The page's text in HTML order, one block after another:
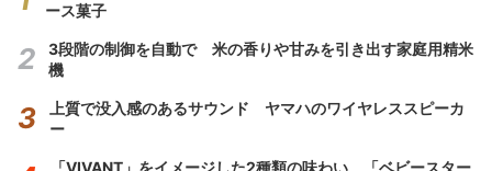
ース菓子
3段階の制御を自動で 米の香りや甘みを引き出す家庭用精米
機
上質で没入感のあるサウンド ヤマハのワイヤレススピーカ
ー
「VIVANT」をイメージした2種類の味わい 「ベビースター